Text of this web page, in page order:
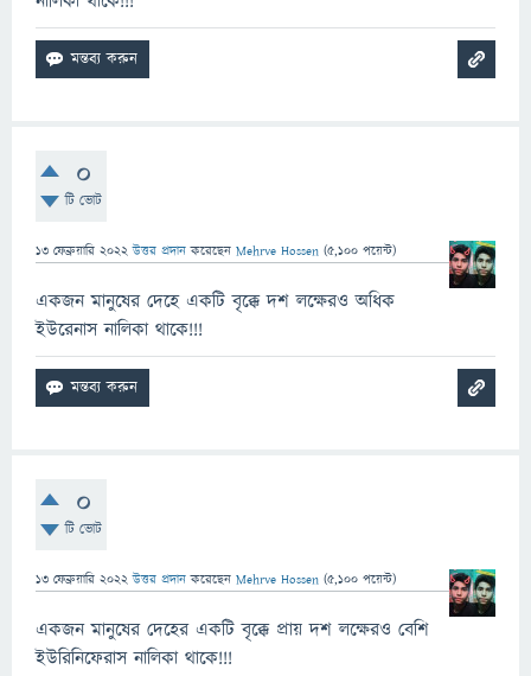
0
টি ভোট
13 ফেব্রুয়ারি 2022 উত্তর প্রদান করেছেন Mehrve Hossen (5,100 পয়েন্ট)
একজন মানুষের দেহে একটি বৃক্কে দশ লক্ষেরও অধিক
ইউরেনাস নালিকা থাকে!!!
0
টি ভোট
13 ফেব্রুয়ারি 2022 উত্তর প্রদান করেছেন Mehrve Hossen (5,100 পয়েন্ট)
একজন মানুষের দেহের একটি বৃক্কে প্রায় দশ লক্ষেরও বেশি
ইউরিনিফেরাস নালিকা থাকে!!!